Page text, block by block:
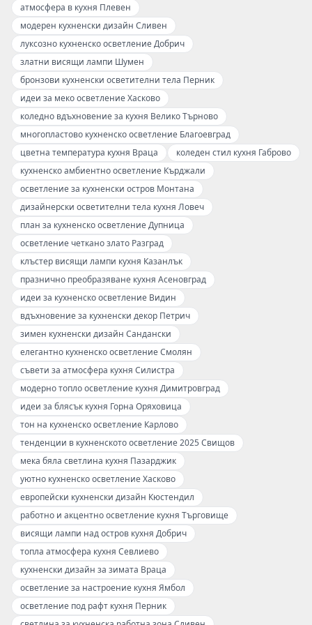
атмосфера в кухня Плевен
модерен кухненски дизайн Сливен
луксозно кухненско осветление Добрич
златни висящи лампи Шумен
бронзови кухненски осветителни тела Перник
идеи за меко осветление Хасково
коледно вдъхновение за кухня Велико Търново
многопластово кухненско осветление Благоевград
цветна температура кухня Враца
коледен стил кухня Габрово
кухненско амбиентно осветление Кърджали
осветление за кухненски остров Монтана
дизайнерски осветителни тела кухня Ловеч
план за кухненско осветление Дупница
осветление четкано злато Разград
клъстер висящи лампи кухня Казанлък
празнично преобразяване кухня Асеновград
идеи за кухненско осветление Видин
вдъхновение за кухненски декор Петрич
зимен кухненски дизайн Сандански
елегантно кухненско осветление Смолян
съвети за атмосфера кухня Силистра
модерно топло осветление кухня Димитровград
идеи за блясък кухня Горна Оряховица
тон на кухненско осветление Карлово
тенденции в кухненското осветление 2025 Свищов
мека бяла светлина кухня Пазарджик
уютно кухненско осветление Хасково
европейски кухненски дизайн Кюстендил
работно и акцентно осветление кухня Търговище
висящи лампи над остров кухня Добрич
топла атмосфера кухня Севлиево
кухненски дизайн за зимата Враца
осветление за настроение кухня Ямбол
осветление под рафт кухня Перник